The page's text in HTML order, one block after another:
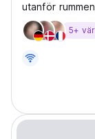
utanför
WIFI, gratis
5+